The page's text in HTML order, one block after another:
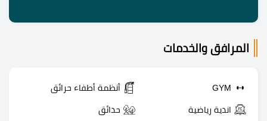
المرافق والخدمات
GYM أنظمة أطفاء حرائق
اندية رياضية حدائق